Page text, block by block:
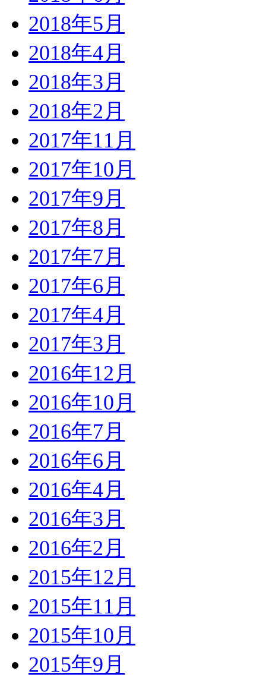
2018年5月
2018年4月
2018年3月
2018年2月
2017年11月
2017年10月
2017年9月
2017年8月
2017年7月
2017年6月
2017年4月
2017年3月
2016年12月
2016年10月
2016年7月
2016年6月
2016年4月
2016年3月
2016年2月
2015年12月
2015年11月
2015年10月
2015年9月